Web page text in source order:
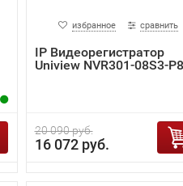
избранное сравнить
IP Видеорегистратор
Uniview NVR301-08S3-P8
20 090 руб.
16 072 руб.